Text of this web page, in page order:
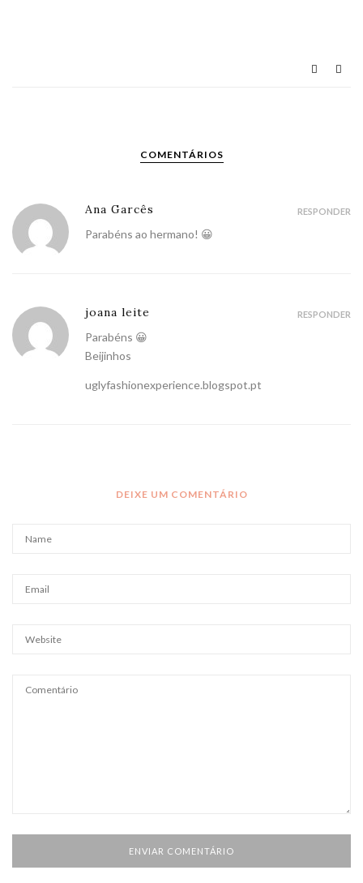
COMENTÁRIOS
Ana Garcês
Parabéns ao hermano! 😀
RESPONDER
joana leite
Parabéns 😀
Beijinhos
uglyfashionexperience.blogspot.pt
RESPONDER
DEIXE UM COMENTÁRIO